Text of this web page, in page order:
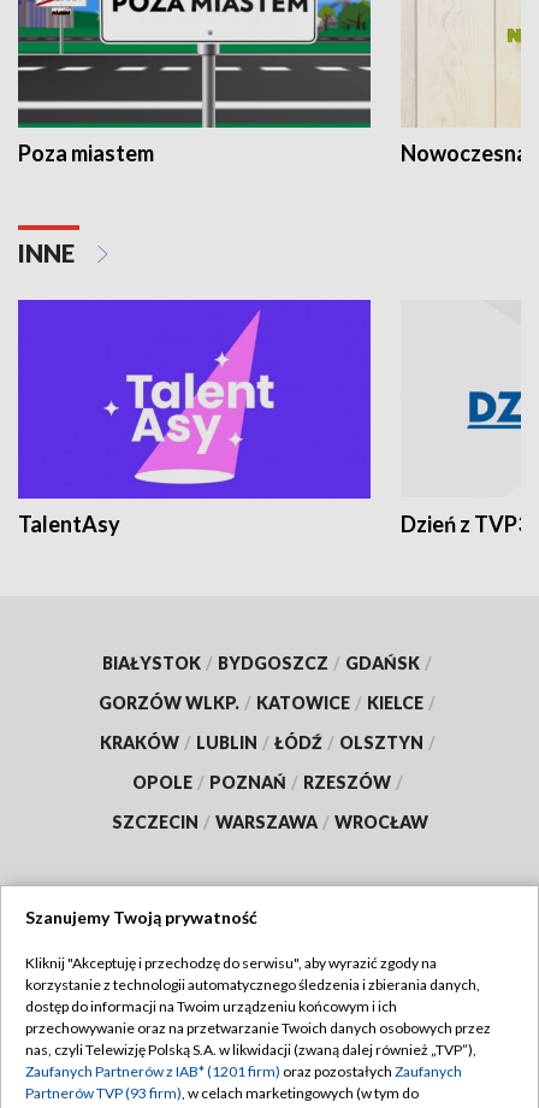
Poza miastem Nowoczesna
INNE
TalentAsy Dzień z TVP3
BIAŁYSTOK / BYDGOSZCZ / GDAŃSK /
GORZÓW WLKP. / KATOWICE / KIELCE /
KRAKÓW / LUBLIN / ŁÓDŹ / OLSZTYN /
OPOLE / POZNAŃ / RZESZÓW /
SZCZECIN / WARSZAWA / WROCŁAW
TVP
Abonament TVP
Emisja w TVP
Regulamin TVP
Polityka prywatności
Szanujemy Twoją prywatność
Kliknij "Akceptuję i przechodzę do serwisu", aby wyrazić zgody na
korzystanie z technologii automatycznego śledzenia i zbierania danych,
dostęp do informacji na Twoim urządzeniu końcowym i ich
przechowywanie oraz na przetwarzanie Twoich danych osobowych przez
nas, czyli Telewizję Polską S.A. w likwidacji (zwaną dalej również „TVP”),
Zaufanych Partnerów z IAB* (1201 firm) oraz pozostałych Zaufanych
Partnerów TVP (93 firm), w celach marketingowych (w tym do